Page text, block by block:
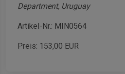
Department, Uruguay
Artikel-Nr.: MIN0564
Preis: 153,00 EUR